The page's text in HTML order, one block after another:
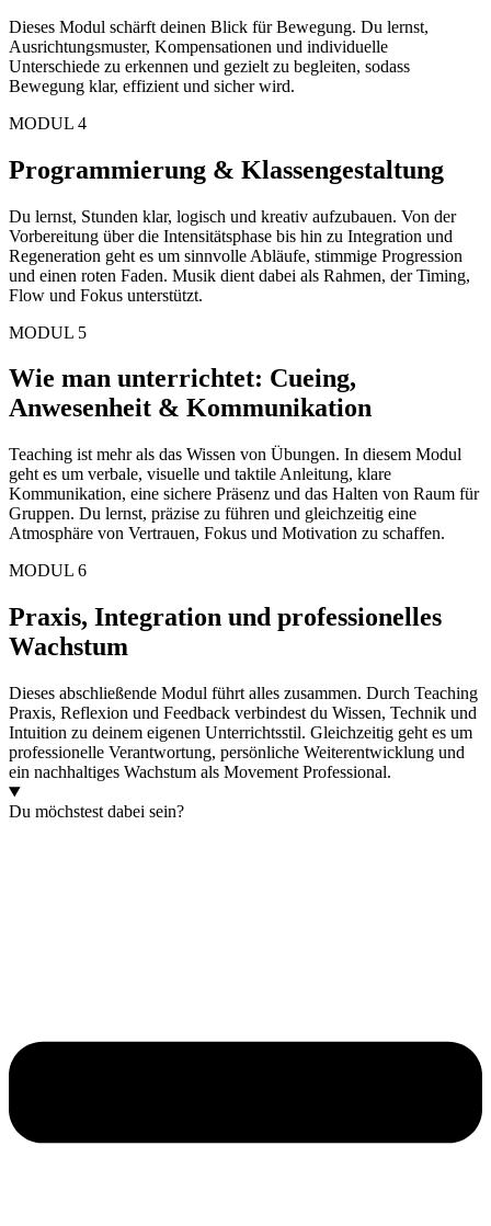
Dieses Modul schärft deinen Blick für Bewegung. Du lernst,
Ausrichtungs­muster, Kompensationen und individuelle
Unterschiede zu erkennen und gezielt zu begleiten, sodass
Bewegung klar, effizient und sicher wird.
MODUL 4
Programmierung & Klassengestaltung
Du lernst, Stunden klar, logisch und kreativ aufzubauen. Von der
Vorbereitung über die Intensitätsphase bis hin zu Integration und
Regeneration geht es um sinnvolle Abläufe, stimmige Progression
und einen roten Faden. Musik dient dabei als Rahmen, der Timing,
Flow und Fokus unterstützt.
MODUL 5
Wie man unterrichtet: Cueing,
Anwesenheit & Kommunikation
Teaching ist mehr als das Wissen von Übungen. In diesem Modul
geht es um verbale, visuelle und taktile Anleitung, klare
Kommunikation, eine sichere Präsenz und das Halten von Raum für
Gruppen. Du lernst, präzise zu führen und gleichzeitig eine
Atmosphäre von Vertrauen, Fokus und Motivation zu schaffen.
MODUL 6
Praxis, Integration und professionelles
Wachstum
Dieses abschließende Modul führt alles zusammen. Durch Teaching
Praxis, Reflexion und Feedback verbindest du Wissen, Technik und
Intuition zu deinem eigenen Unterrichtsstil. Gleichzeitig geht es um
professionelle Verantwortung, persönliche Weiterentwicklung und
ein nachhaltiges Wachstum als Movement Professional.
Du möchstest dabei sein?